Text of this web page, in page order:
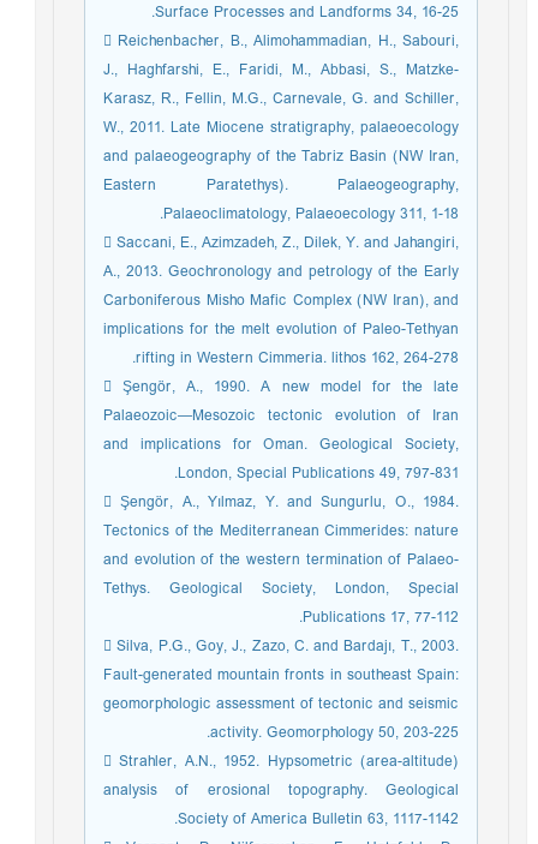
Surface Processes and Landforms 34, 16-25.
 Reichenbacher, B., Alimohammadian, H., Sabouri,
J., Haghfarshi, E., Faridi, M., Abbasi, S., Matzke-
Karasz, R., Fellin, M.G., Carnevale, G. and Schiller,
W., 2011. Late Miocene stratigraphy, palaeoecology
and palaeogeography of the Tabriz Basin (NW Iran,
Eastern Paratethys). Palaeogeography,
Palaeoclimatology, Palaeoecology 311, 1-18.
 Saccani, E., Azimzadeh, Z., Dilek, Y. and Jahangiri,
A., 2013. Geochronology and petrology of the Early
Carboniferous Misho Mafic Complex (NW Iran), and
implications for the melt evolution of Paleo-Tethyan
rifting in Western Cimmeria. lithos 162, 264-278.
 Şengör, A., 1990. A new model for the late
Palaeozoic—Mesozoic tectonic evolution of Iran
and implications for Oman. Geological Society,
London, Special Publications 49, 797-831.
 Şengör, A., Yılmaz, Y. and Sungurlu, O., 1984.
Tectonics of the Mediterranean Cimmerides: nature
and evolution of the western termination of Palaeo-
Tethys. Geological Society, London, Special
Publications 17, 77-112.
 Silva, P.G., Goy, J., Zazo, C. and Bardajı, T., 2003.
Fault-generated mountain fronts in southeast Spain:
geomorphologic assessment of tectonic and seismic
activity. Geomorphology 50, 203-225.
 Strahler, A.N., 1952. Hypsometric (area-altitude)
analysis of erosional topography. Geological
Society of America Bulletin 63, 1117-1142.